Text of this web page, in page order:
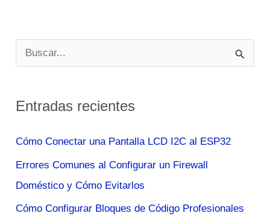
u
c
p
o
r
Entradas recientes
Cómo Conectar una Pantalla LCD I2C al ESP32
Errores Comunes al Configurar un Firewall
Doméstico y Cómo Evitarlos
Cómo Configurar Bloques de Código Profesionales